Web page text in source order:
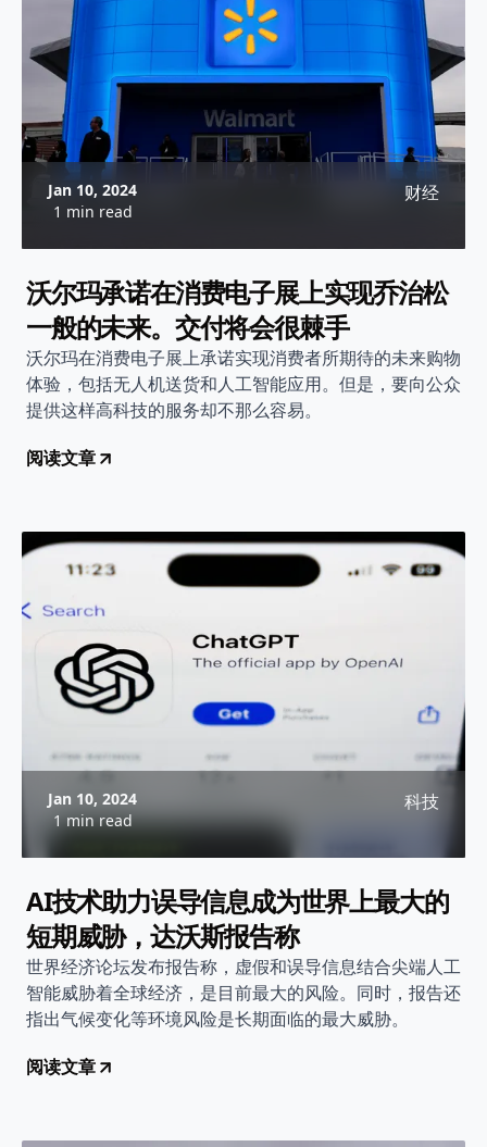
Jan 10, 2024
1 min read
财经
沃尔玛承诺在消费电子展上实现乔治松
一般的未来。交付将会很棘手
沃尔玛在消费电子展上承诺实现消费者所期待的未来购物
体验，包括无人机送货和人工智能应用。但是，要向公众
提供这样高科技的服务却不那么容易。
阅读文章
Jan 10, 2024
1 min read
科技
AI技术助力误导信息成为世界上最大的
短期威胁，达沃斯报告称
世界经济论坛发布报告称，虚假和误导信息结合尖端人工
智能威胁着全球经济，是目前最大的风险。同时，报告还
指出气候变化等环境风险是长期面临的最大威胁。
阅读文章